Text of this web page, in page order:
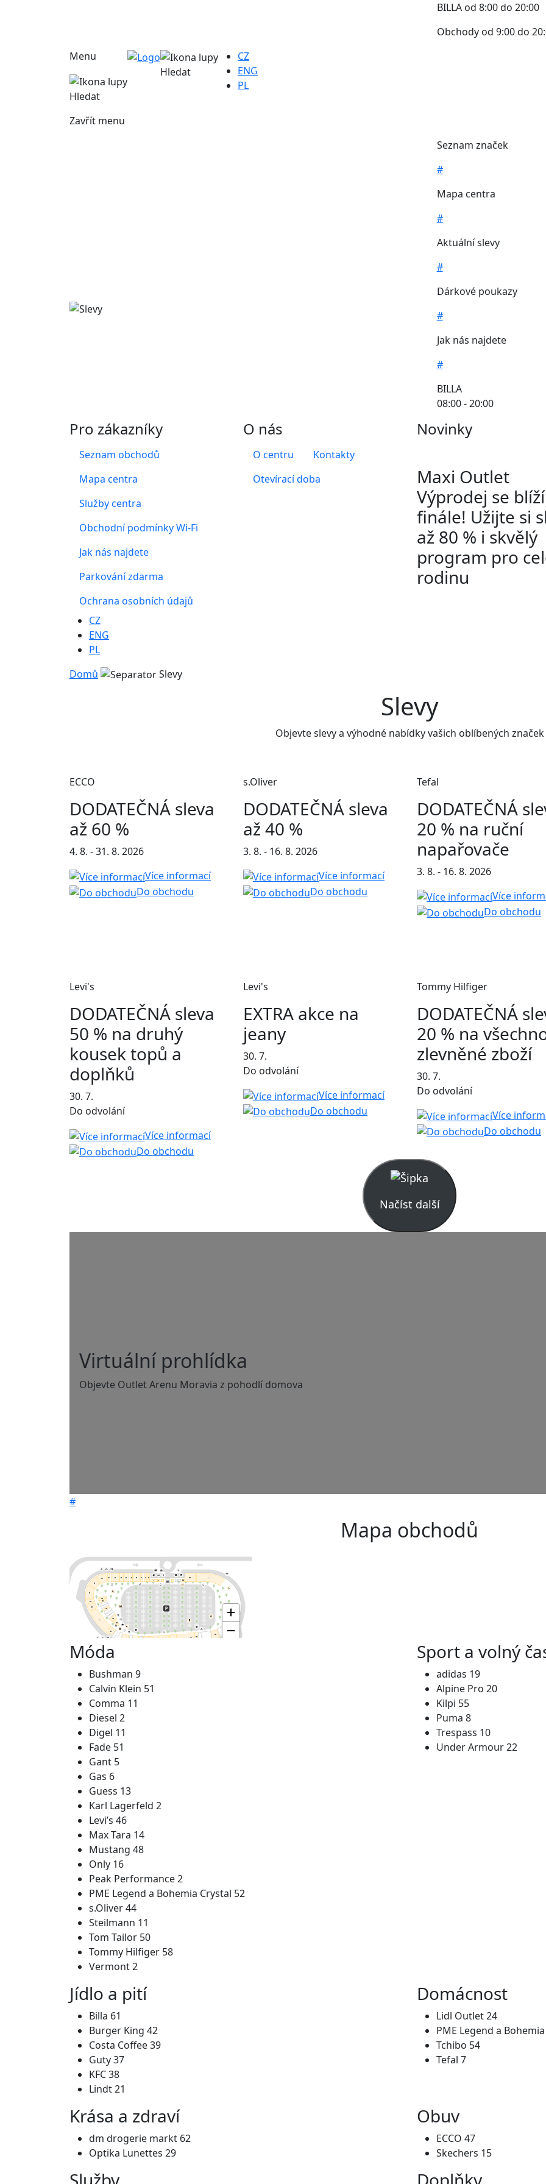
BILLA od 8:00 do 20:00
Obchody od 9:00 do
Menu
Hledat
Hledat
CZ
ENG
PL
Zavřít menu
Seznam značek
#
Mapa centra
#
Aktuální slevy
#
Dárkové poukazy
#
Jak nás najdete
#
BILLA
08:00 - 20:00
Pro zákazníky
Seznam obchodů
Mapa centra
Služby centra
Obchodní podmínky Wi-Fi
Jak nás najdete
Parkování zdarma
Ochrana osobních údajů
O nás
O centru
Kontakty
Otevírací doba
Novinky
Maxi Outlet
Výprodej se
finále! Užijte si
až 80 % i skvělý
program pro
rodinu
CZ
ENG
PL
Domů
Slevy
Slevy
Objevte slevy a výhodné nabídky vašich oblíbených značek
ECCO
DODATEČNÁ sleva
až 60 %
4. 8. - 31. 8. 2026
Více informací
Do obchodu
s.Oliver
DODATEČNÁ sleva
až 40 %
3. 8. - 16. 8. 2026
Více informací
Do obchodu
Tefal
DODATEČNÁ
20 % na ruční
napařovače
3. 8. - 16. 8. 2026
Více
Do obchodu
Levi's
DODATEČNÁ sleva
50 % na druhý
kousek topů a
doplňků
30. 7.
Do odvolání
Více informací
Do obchodu
Levi's
EXTRA akce na
jeany
30. 7.
Do odvolání
Více informací
Do obchodu
Tommy Hilfiger
DODATEČNÁ
20 % na
zlevněné zboží
30. 7.
Do odvolání
Více
Do obchodu
Načíst další
Virtuální prohlídka
Objevte Outlet Arenu Moravia z pohodlí domova
#
Mapa obchodů
Móda
Bushman 9
Calvin Klein 51
Comma 11
Diesel 2
Digel 11
Fade 51
Gant 5
Gas 6
Guess 13
Karl Lagerfeld 2
Levi’s 46
Max Tara 14
Mustang 48
Only 16
Peak Performance 2
PME Legend a Bohemia Crystal 52
s.Oliver 44
Steilmann 11
Tom Tailor 50
Tommy Hilfiger 58
Vermont 2
Sport a volný
adidas 19
Alpine Pro 20
Kilpi 55
Puma 8
Trespass 10
Under Armour 22
Jídlo a pití
Billa 61
Burger King 42
Costa Coffee 39
Guty 37
KFC 38
Lindt 21
Domácnost
Lidl Outlet 24
PME Legend a
Tchibo 54
Tefal 7
Krása a zdraví
dm drogerie markt 62
Optika Lunettes 29
Obuv
ECCO 47
Skechers 15